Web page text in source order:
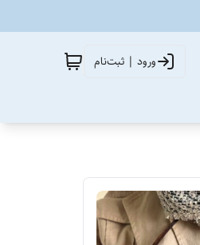
ورود | ثبت‌نام